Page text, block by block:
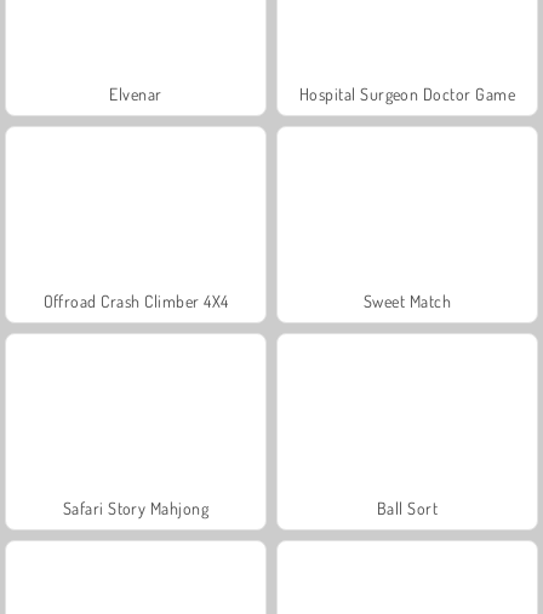
Elvenar Hospital Surgeon Doctor Game
Offroad Crash Climber 4X4 Sweet Match
Safari Story Mahjong Ball Sort